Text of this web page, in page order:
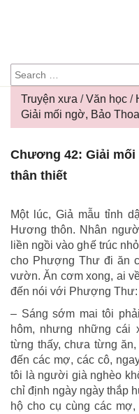
SEARCH
FOR:
GIA
Truyện xưa /Văn học /
Giải mối ngờ, Bảo
Chương 42: Giải
thân thiết
Một lúc, Giả mẫu tỉnh
Hương thôn. Nhân
liền ngồi vào ghế trúc
cho Phượng Thư đi ăn
vườn. Ăn cơm xong, ai
đến nói với Phượng Thư:
– Sáng sớm mai tôi
hôm, nhưng những cái
từng thấy, chưa từng
đến các mợ, các cô,
tôi là người già nghèo
chỉ định ngày ngày thắp
hộ cho cụ cùng các